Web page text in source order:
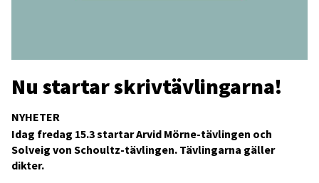
NYHETER
Nu startar skrivtävlingarna!
Idag fredag 15.3 startar Arvid Mörne-tävlingen och
Solveig von Schoultz-tävlingen. Tävlingarna gäller
dikter.